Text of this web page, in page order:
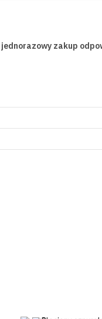
jednorazowy zakup